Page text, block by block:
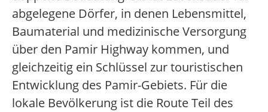
abgelegene Dörfer, in denen Lebensmittel,
Baumaterial und medizinische Versorgung
über den Pamir Highway kommen, und
gleichzeitig ein Schlüssel zur touristischen
Entwicklung des Pamir-Gebiets. Für die
lokale Bevölkerung ist die Route Teil des